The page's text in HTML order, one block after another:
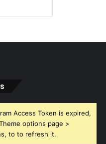
Access Token is expired,
options page >
to to refresh it.